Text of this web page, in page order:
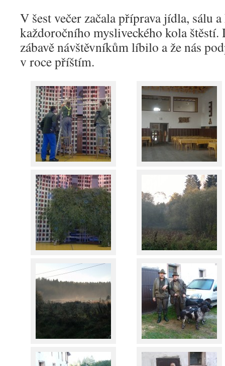
V šest večer začala příprava jídla, sálu
každoročního mysliveckého kola štěstí.
zábavě návštěvníkům líbilo a že nás
v roce příštím.